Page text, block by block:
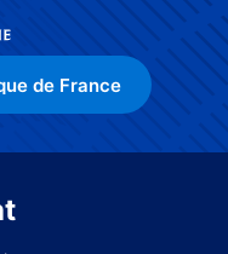
de France